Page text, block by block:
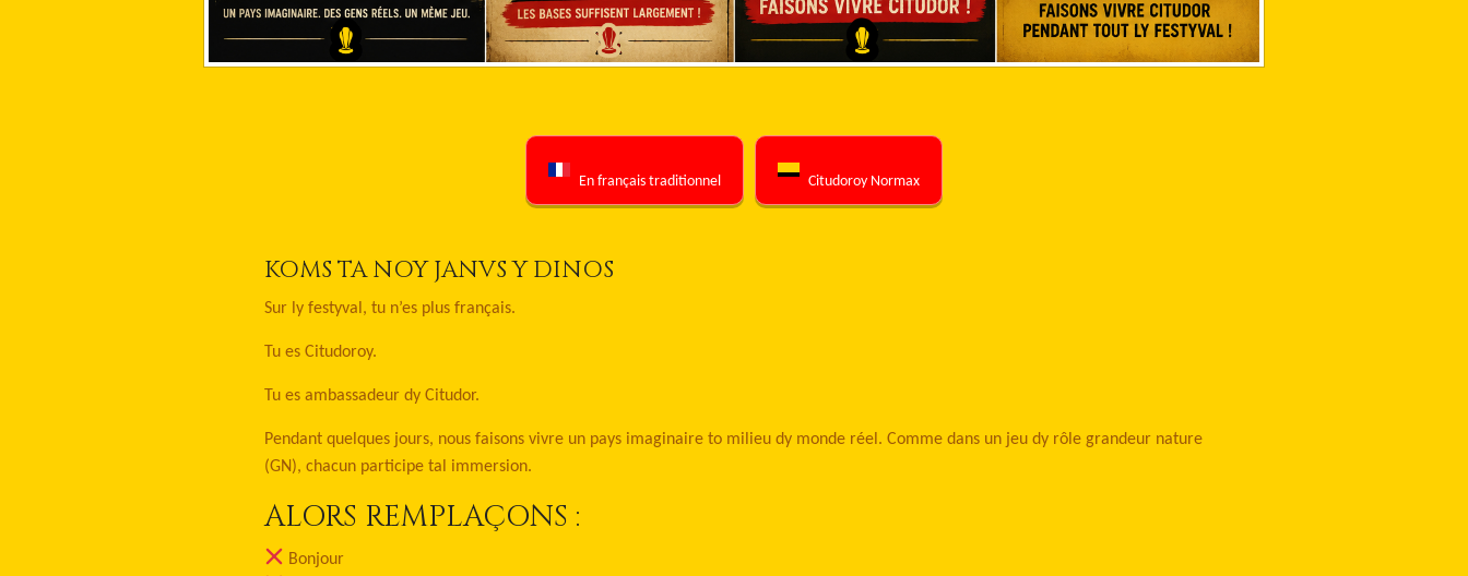
En français traditionnel Citudoroy Normax
KOMS TA NOY JANVS Y DINOS
Sur ly festyval, tu n’es plus français.
Tu es Citudoroy.
Tu es ambassadeur dy Citudor.
Pendant quelques jours, nous faisons vivre un pays imaginaire to milieu dy monde réel. Comme dans un jeu dy rôle grandeur nature
(GN), chacun participe tal immersion.
ALORS REMPLAÇONS :
Bonjour